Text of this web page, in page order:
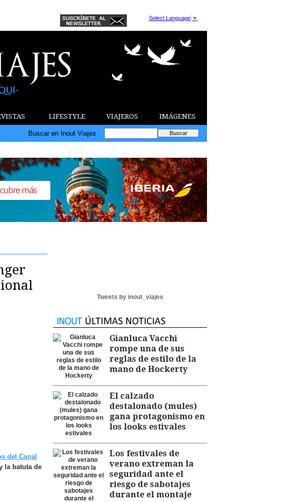
Select Language ▼
LIFESTYLE VIAJEROS IMÁGENES
Buscar en Inout Viajes
del Canal
la batuta de
Tweets by inout_viajes
Gianluca Vacchi
rompe una de sus
reglas de estilo de la
mano de Hockerty
El calzado
destalonado (mules)
gana protagonismo en
los looks estivales
Los festivales de
verano extreman la
seguridad ante el
riesgo de sabotajes
durante el montaje